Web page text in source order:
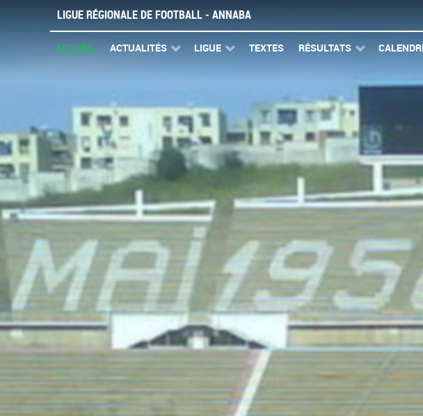
LIGUE RÉGIONALE DE FOOTBALL - ANNABA
ACCUEIL ACTUALITÉS LIGUE TEXTES RÉSULTATS